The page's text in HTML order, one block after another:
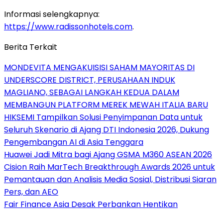
Informasi selengkapnya:
https://www.radissonhotels.com.
Berita Terkait
MONDEVITA MENGAKUISISI SAHAM MAYORITAS DI
UNDERSCORE DISTRICT, PERUSAHAAN INDUK
MAGLIANO, SEBAGAI LANGKAH KEDUA DALAM
MEMBANGUN PLATFORM MEREK MEWAH ITALIA BARU
HIKSEMI Tampilkan Solusi Penyimpanan Data untuk
Seluruh Skenario di Ajang DTI Indonesia 2026, Dukung
Pengembangan AI di Asia Tenggara
Huawei Jadi Mitra bagi Ajang GSMA M360 ASEAN 2026
Cision Raih MarTech Breakthrough Awards 2026 untuk
Pemantauan dan Analisis Media Sosial, Distribusi Siaran
Pers, dan AEO
Fair Finance Asia Desak Perbankan Hentikan